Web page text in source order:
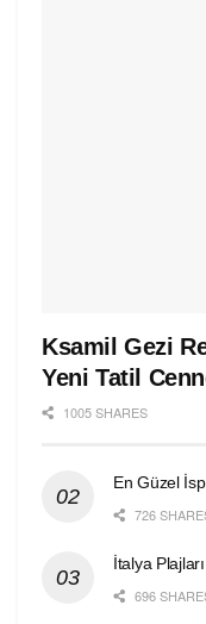
Ksamil Gezi
Yeni Tatil
1005 SHARES
En Güzel
726
İtalya
696